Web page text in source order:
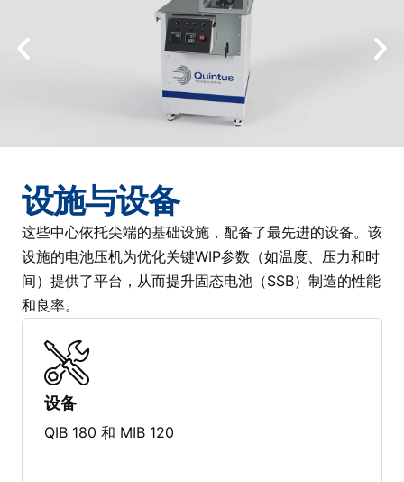
设施与设备
这些中心依托尖端的基础设施，配备了最先进的设备。该
设施的电池压机为优化关键WIP参数（如温度、压力和时
间）提供了平台，从而提升固态电池（SSB）制造的性能
和良率。
设备
QIB 180 和 MIB 120